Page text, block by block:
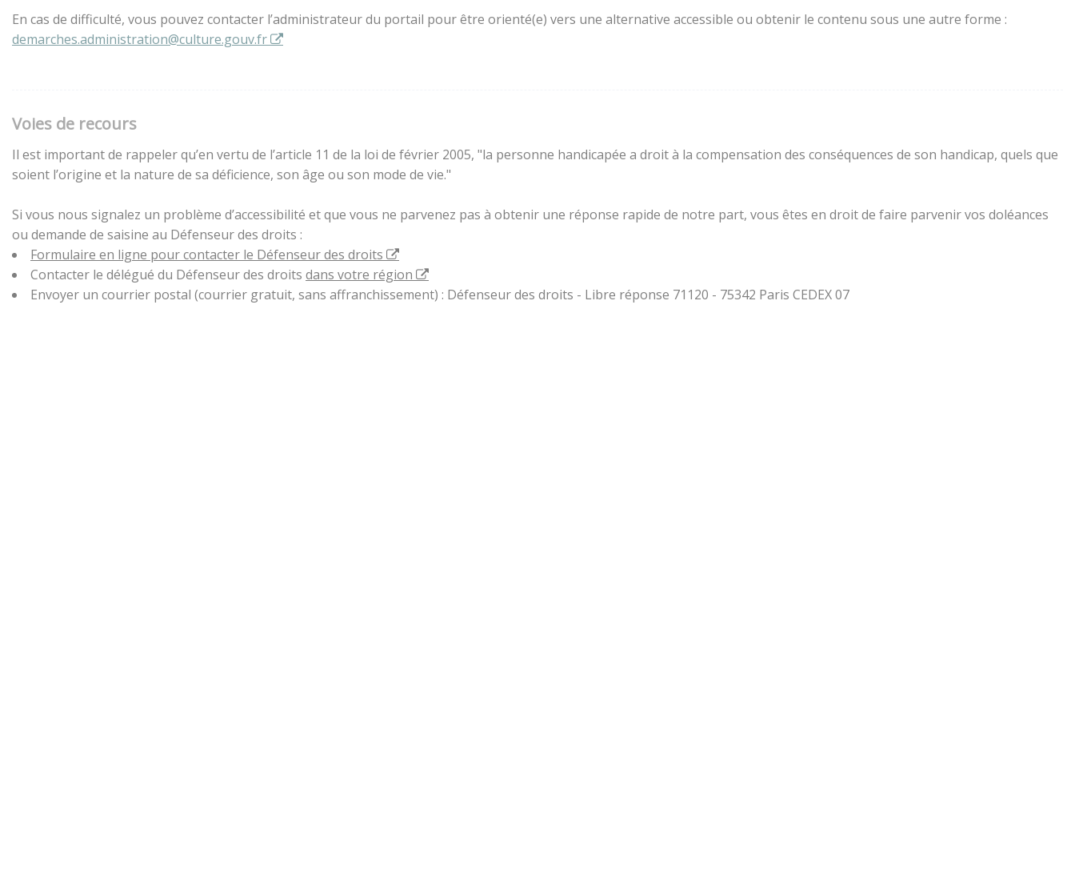
En cas de difficulté, vous pouvez contacter l’administrateur du portail pour être orienté(e) vers une alternative accessible ou obtenir le contenu sous une autre forme :
demarches.administration@culture.gouv.fr
Voies de recours
Il est important de rappeler qu’en vertu de l’article 11 de la loi de février 2005, "la personne handicapée a droit à la compensation des conséquences de son handicap, quels que
soient l’origine et la nature de sa déficience, son âge ou son mode de vie."
Si vous nous signalez un problème d’accessibilité et que vous ne parvenez pas à obtenir une réponse rapide de notre part, vous êtes en droit de faire parvenir vos doléances
ou demande de saisine au Défenseur des droits :
Formulaire en ligne pour contacter le Défenseur des droits
Contacter le délégué du Défenseur des droits dans votre région
Envoyer un courrier postal (courrier gratuit, sans affranchissement) : Défenseur des droits - Libre réponse 71120 - 75342 Paris CEDEX 07